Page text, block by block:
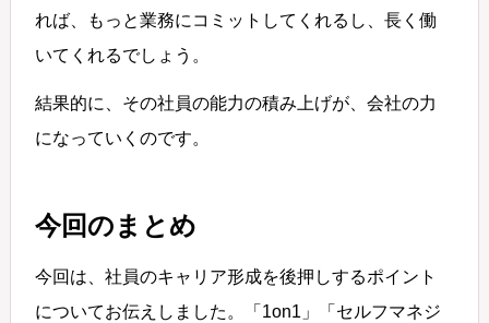
れば、もっと業務にコミットしてくれるし、長く働
いてくれるでしょう。
結果的に、その社員の能力の積み上げが、会社の力
になっていくのです。
今回のまとめ
今回は、社員のキャリア形成を後押しするポイント
についてお伝えしました。「1on1」「セルフマネジ